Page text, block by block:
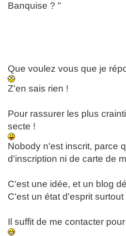
Banquise ? "
Que voulez vous que je
Z'en sais rien !
Pour rassurer les plus
secte !
Nobody n'est inscrit, parce
d'inscription ni de carte de
C'est une idée, et un blog
C'est un état d'esprit surtout
Il suffit de me contacter